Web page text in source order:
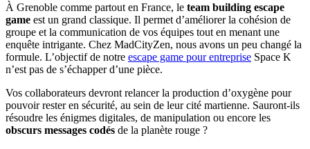
À Grenoble comme partout en France, le team building escape
game est un grand classique. Il permet d’améliorer la cohésion de
groupe et la communication de vos équipes tout en menant une
enquête intrigante. Chez MadCityZen, nous avons un peu changé la
formule. L’objectif de notre escape game pour entreprise Space K
n’est pas de s’échapper d’une pièce.
Vos collaborateurs devront relancer la production d’oxygène pour
pouvoir rester en sécurité, au sein de leur cité martienne. Sauront-ils
résoudre les énigmes digitales, de manipulation ou encore les
obscurs messages codés de la planète rouge ?